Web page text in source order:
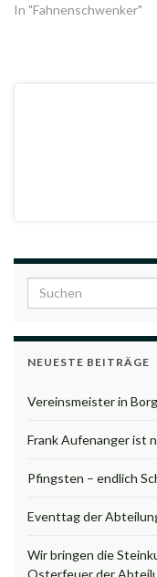
In "Fahnenschwenker"
Search for:
NEUESTE BEITRÄGE
Vereinsmeister in
Frank Aufenanger ist
Pfingsten – endlich
Eventtag der
Wir bringen die
Osterfeuer der